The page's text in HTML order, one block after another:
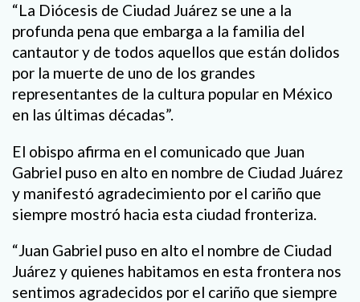
“La Diócesis de Ciudad Juárez se une a la
profunda pena que embarga a la familia del
cantautor y de todos aquellos que están dolidos
por la muerte de uno de los grandes
representantes de la cultura popular en México
en las últimas décadas”.
El obispo afirma en el comunicado que Juan
Gabriel puso en alto en nombre de Ciudad Juárez
y manifestó agradecimiento por el cariño que
siempre mostró hacia esta ciudad fronteriza.
“Juan Gabriel puso en alto el nombre de Ciudad
Juárez y quienes habitamos en esta frontera nos
sentimos agradecidos por el cariño que siempre